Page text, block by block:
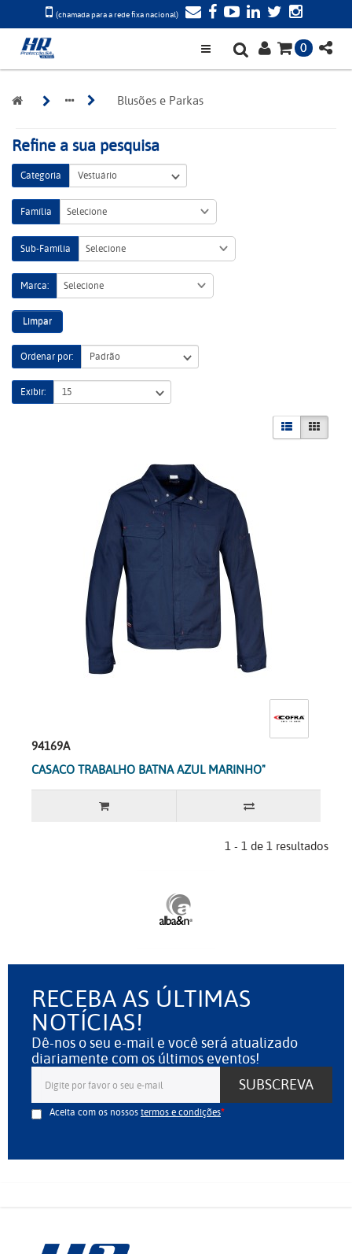
(chamada para a rede fixa nacional)
0
Blusões e Parkas
Refine a sua pesquisa
Categoria
Família Selecione
Sub-Família Selecione
Marca: Selecione
Limpar
Ordenar por:
Exibir:
94169A
CASACO TRABALHO BATNA AZUL MARINHO"
1 - 1 de 1 resultados
RECEBA AS ÚLTIMAS
NOTÍCIAS!
Dê-nos o seu e-mail e você será atualizado
diariamente com os últimos eventos!
SUBSCREVA
Aceita com os nossostermos e condições